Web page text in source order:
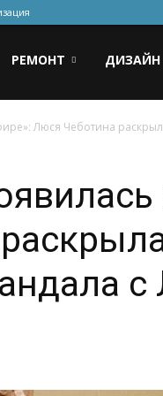
РЕМОНТ ДИЗАЙН
Люся Чеботина